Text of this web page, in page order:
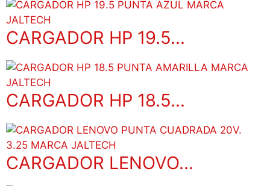
CARGADOR HP 19.5...
CARGADOR HP 18.5...
CARGADOR LENOVO...